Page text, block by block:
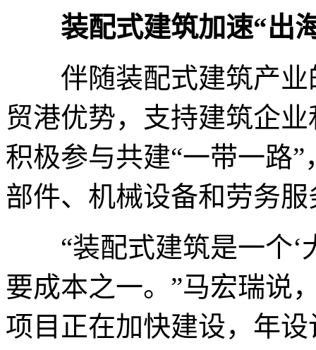
装配式建筑加速“出
伴随装配式建筑产业
贸港优势，支持建筑企
积极参与共建“一带一路
部件、机械设备和劳务服
“装配式建筑是一个‘
要成本之一。”马宏瑞说
项目正在加快建设，年